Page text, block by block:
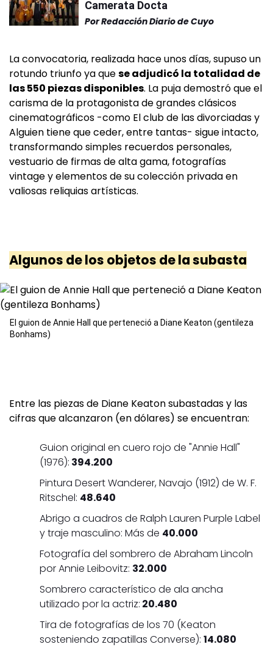
Camerata Docta
PorRedacción Diario de Cuyo
La convocatoria, realizada hace unos días, supuso un
rotundo triunfo ya quese adjudicó la totalidad de
las 550 piezas disponibles. La puja demostró que el
carisma de la protagonista de grandes clásicos
cinematográficos -como El club de las divorciadas y
Alguien tiene que ceder, entre tantas- sigue intacto,
transformando simples recuerdos personales,
vestuario de firmas de alta gama, fotografías
vintage y elementos de su colección privada en
valiosas reliquias artísticas.
Algunos de los objetos de la subasta
El guion de Annie Hall que perteneció a Diane Keaton (gentileza
Bonhams)
Entre las piezas de Diane Keaton subastadas y las
cifras que alcanzaron (en dólares) se encuentran:
Guion original en cuero rojo de "Annie Hall"
(1976): 394.200
Pintura Desert Wanderer, Navajo (1912) de W. F.
Ritschel: 48.640
Abrigo a cuadros de Ralph Lauren Purple Label
y traje masculino: Más de 40.000
Fotografía del sombrero de Abraham Lincoln
por Annie Leibovitz: 32.000
Sombrero característico de ala ancha
utilizado por la actriz: 20.480
Tira de fotografías de los 70 (Keaton
sosteniendo zapatillas Converse): 14.080